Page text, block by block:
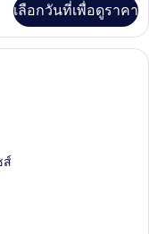
เลือกวันที่เพื่อดูราคา
นระดับพรีเมียม, มินิบาร์ฟรี,
ส์